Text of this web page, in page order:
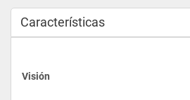
Características
Visión